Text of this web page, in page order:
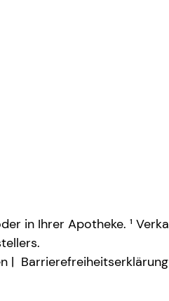
in Ihrer Apotheke. ¹
Barrierefreiheitserklärung